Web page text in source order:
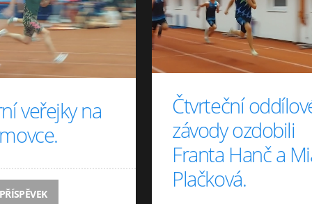
veřejky na
Čtvrteční
závody ozdobili
Franta Hanč a
Plačková.